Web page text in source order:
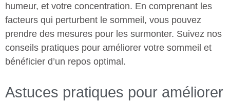
humeur, et votre concentration. En comprenant les
facteurs qui perturbent le sommeil, vous pouvez
prendre des mesures pour les surmonter. Suivez nos
conseils pratiques pour améliorer votre sommeil et
bénéficier d’un repos optimal.
Astuces pratiques pour améliorer